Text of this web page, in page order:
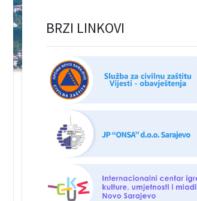
BRZI LINKOVI